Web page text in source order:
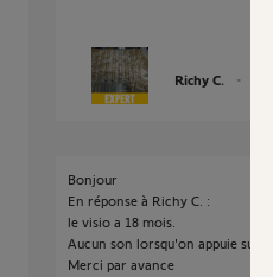
Richy C.
Bonjour
En réponse à Richy C. :
le visio a 18 mois.
Aucun son lorsqu'on appuie sur la
Merci par avance